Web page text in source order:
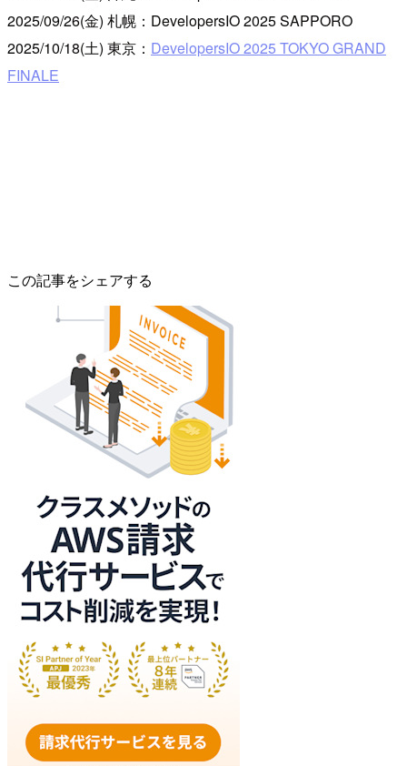
2025/09/26(金) 札幌：DevelopersIO 2025 SAPPORO
2025/10/18(土) 東京： DevelopersIO 2025 TOKYO GRAND
FINALE
この記事をシェアする